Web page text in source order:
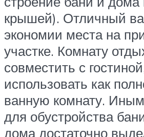
крышей). Отличный
экономии места на
участке. Комнату
совместить с
использовать как
ванную комнату.
для обустройства
дома достаточно